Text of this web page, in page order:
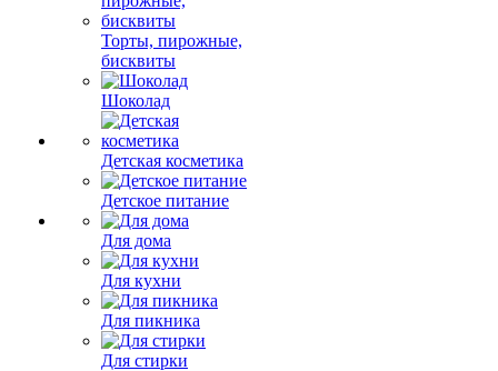
Торты, пирожные,
бисквиты
Шоколад
Детская косметика
Детское питание
Для дома
Для кухни
Для пикника
Для стирки